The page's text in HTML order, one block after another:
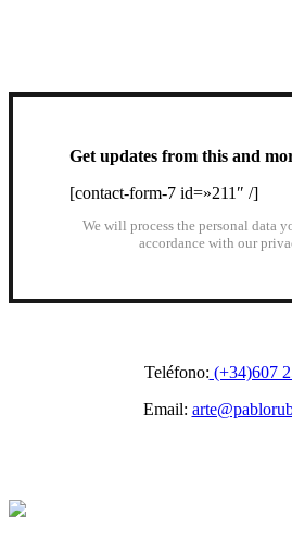
Get updates from this and
[contact-form-7 id=»211″ /]
We will process the personal data
accordance with our
Teléfono: (+34)607
Email: